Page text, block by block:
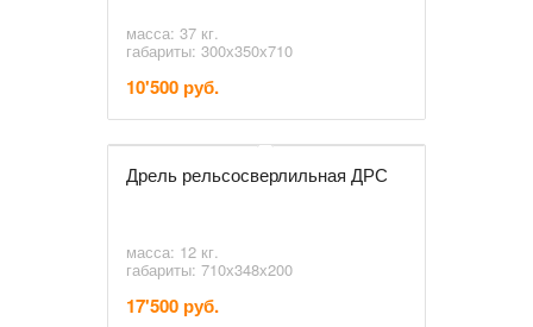
масса: 37 кг.
габариты: 300х350х710
10'500 руб.
Дрель рельсосверлильная ДРС
масса: 12 кг.
габариты: 710х348х200
17'500 руб.